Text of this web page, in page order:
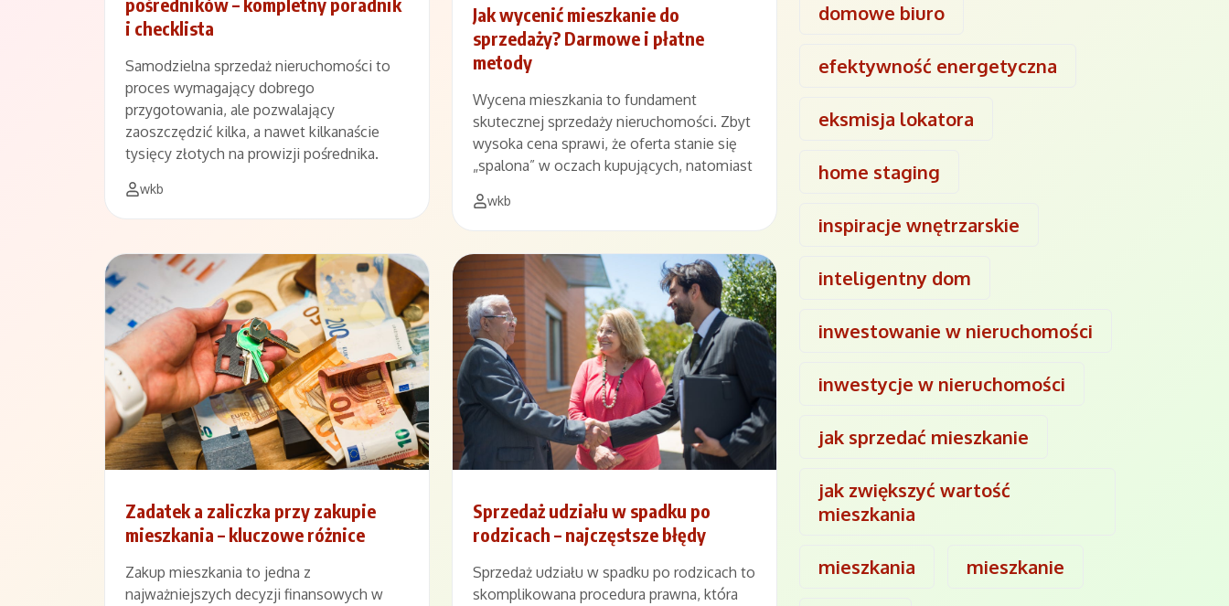
i checklista
Samodzielna sprzedaż nieruchomości to
proces wymagający dobrego
przygotowania, ale pozwalający
zaoszczędzić kilka, a nawet kilkanaście
tysięcy złotych na prowizji pośrednika.
wkb
Jak wycenić mieszkanie do
sprzedaży? Darmowe i płatne
metody
Wycena mieszkania to fundament
skutecznej sprzedaży nieruchomości. Zbyt
wysoka cena sprawi, że oferta stanie się
„spalona” w oczach kupujących, natomiast
wkb
Zadatek a zaliczka przy zakupie
mieszkania – kluczowe różnice
Zakup mieszkania to jedna z
najważniejszych decyzji finansowych w
Sprzedaż udziału w spadku po
rodzicach – najczęstsze błędy
Sprzedaż udziału w spadku po rodzicach to
skomplikowana procedura prawna, która
domowe biuro
efektywność energetyczna
eksmisja lokatora
home staging
inspiracje wnętrzarskie
inteligentny dom
inwestowanie w nieruchomości
inwestycje w nieruchomości
jak sprzedać mieszkanie
jak zwiększyć wartość
mieszkania
mieszkania mieszkanie